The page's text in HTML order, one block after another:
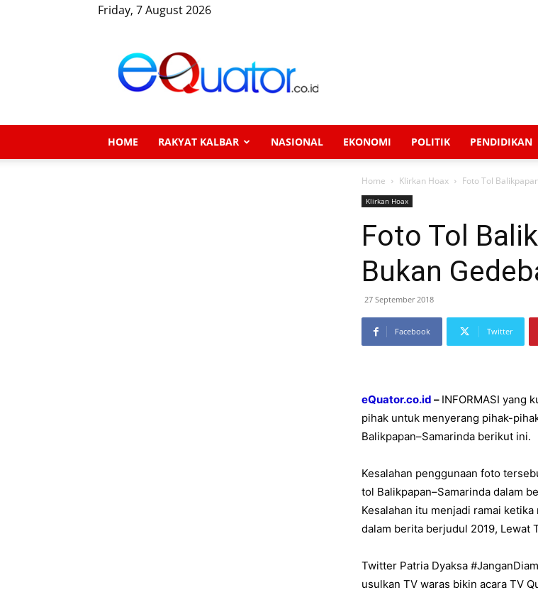
Friday, 7 August 2026
HOME RAKYAT KALBAR NASIONAL EKONOMI POLITIK PENDIDIKAN
Home Klirkan Hoax Foto Tol
Klirkan Hoax
Foto Tol
Bukan
27 September 2018
Facebook Twitter
eQuator.co.id – INFORMASI yang
pihak untuk menyerang pihak-
Balikpapan–Samarinda berikut ini.
Kesalahan penggunaan foto
tol Balikpapan–Samarinda dalam
Kesalahan itu menjadi ramai
dalam berita berjudul 2019, Lewat
Twitter Patria Dyaksa
usulkan TV waras bikin acara TV